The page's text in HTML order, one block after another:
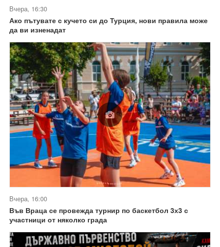
Вчера, 16:30
Ако пътувате с кучето си до Турция, нови правила може
да ви изненадат
Вчера, 16:00
Във Враца се провежда турнир по баскетбол 3х3 с
участници от няколко града